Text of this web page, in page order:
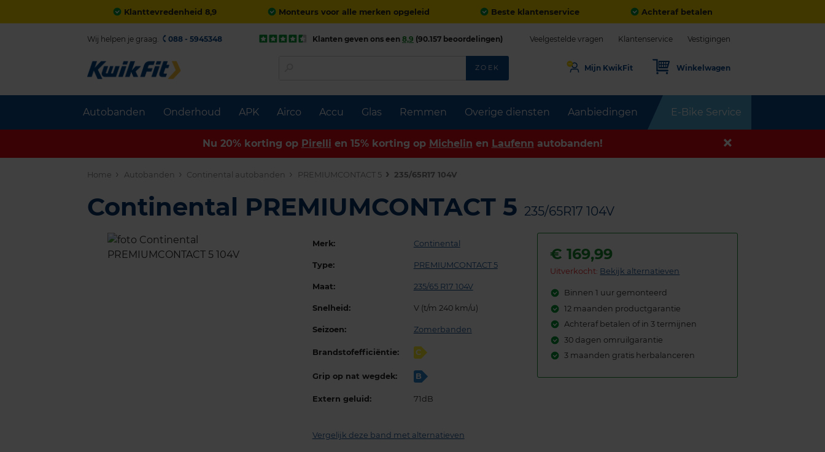
Klanttevredenheid 8,9 Monteurs voor alle merken opgeleid Beste klantenservice Achteraf betalen
Autobanden Onderhoud APK Airco Accu Glas Remmen Overige diensten Aanbiedingen E-Bike Service
Wij helpen je graag. 088 - 5945348 Klanten geven ons een 8,9 (90.157 beoordelingen) Veelgestelde vragen Klantenservice Vestigingen
ZOEK Mijn KwikFit Winkelwagen
Nu 20% korting op Pirelli en 15% korting op Michelin en Laufenn autobanden!
Home Autobanden Continental autobanden PREMIUMCONTACT 5 235/65R17 104V
Continental PREMIUMCONTACT 5 235/65R17 104V
Merk: Continental
Type: PREMIUMCONTACT 5
Maat: 235/65 R17 104V
Snelheid: V (t/m 240 km/u)
Seizoen: Zomerbanden
Brandstofefficiëntie: C
Grip op nat wegdek: B
Extern geluid: 71dB
Vergelijk deze band met alternatieven
€169,99
Uitverkocht: Bekijk alternatieven
Binnen 1 uur gemonteerd
12 maanden productgarantie
Achteraf betalen of in 3 termijnen
30 dagen omruilgarantie
3 maanden gratis herbalanceren